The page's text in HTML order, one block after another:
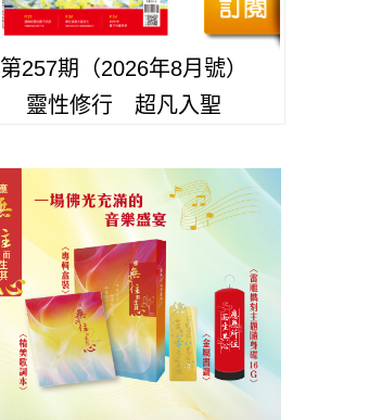
第257期（2026年8月號）
靈性修行 超凡入聖